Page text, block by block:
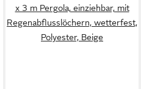
x 3 m Pergola, einziehbar, mit
Regenabflusslöchern, wetterfest,
Polyester, Beige